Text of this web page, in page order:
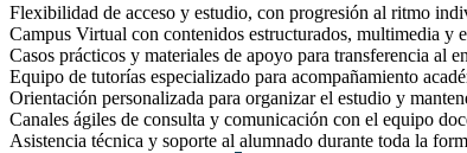
Flexibilidad de acceso y estudio, con progresión al ritmo
Campus Virtual con contenidos estructurados, multimedia y
Casos prácticos y materiales de apoyo para transferencia al
Equipo de tutorías especializado para acompañamiento
Orientación personalizada para organizar el estudio y
Canales ágiles de consulta y comunicación con el equipo
Asistencia técnica y soporte al alumnado durante toda la